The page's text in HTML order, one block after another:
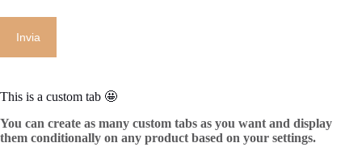
Invia
This is a custom tab 🤩
You can create as many custom tabs as you want and display
them conditionally on any product based on your settings.